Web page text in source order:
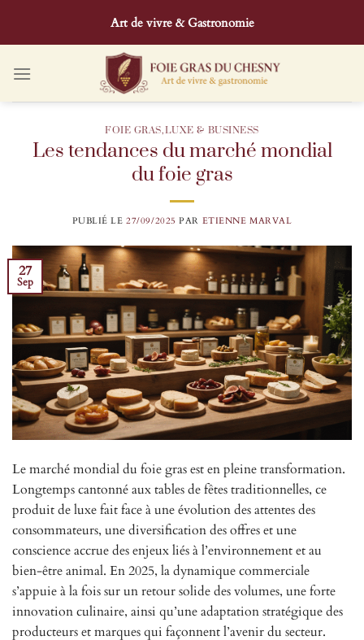
contenu
Art de vivre & Gastronomie
FOIE GRAS,LUXE & BUSINESS
Les tendances du marché mondial
du foie gras
PUBLIÉ LE27/09/2025 PAR ETIENNE MARVAL
27
Sep
Le marché mondial du foie gras est en pleine transformation.
Longtemps cantonné aux tables de fêtes traditionnelles, ce
produit de luxe fait face à une évolution des attentes des
consommateurs, une diversification des offres et une
conscience accrue des enjeux liés à l’environnement et au
bien-être animal. En 2025, la dynamique commerciale
s’appuie à la fois sur un retour solide des volumes, une forte
innovation culinaire, ainsi qu’une adaptation stratégique des
producteurs et marques qui façonnent l’avenir du secteur.